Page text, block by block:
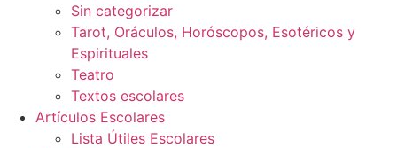
Sin categorizar
Tarot, Oráculos, Horóscopos, Esotéricos y
Espirituales
Teatro
Textos escolares
Artículos Escolares
Lista Útiles Escolares